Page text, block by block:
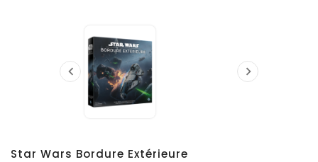
 
Star Wars Bordure Extérieure